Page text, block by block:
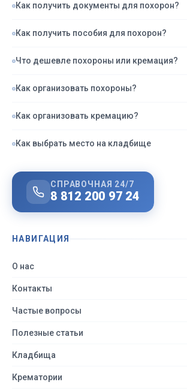
Как получить документы для похорон?
Как получить пособия для похорон?
Что дешевле похороны или кремация?
Как организовать похороны?
Как организовать кремацию?
Как выбрать место на кладбище
СПРАВОЧНАЯ 24/7
8 812 200 97 24
НАВИГАЦИЯ
О нас
Контакты
Частые вопросы
Полезные статьи
Кладбища
Крематории